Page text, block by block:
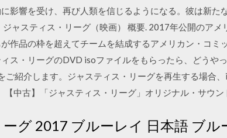
影響を受け、再び人類を信じるようになる。彼は新
ャスティス・リーグ（映画） 概要. 2017年公開のア
作品の枠を超えてチームを結成するアメリカン・コミ
ス・リーグのDVD isoファイルをもらったら、どうや
ご紹介します。ジャスティス・リーグを再生する場合
【中古】「ジャスティス・リーグ」オリジナル・サウ
グ 2017 ブルーレイ 日本語 ブ